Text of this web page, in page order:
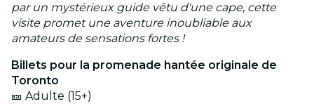
par un mystérieux guide vêtu d'une cape, cette
visite promet une aventure inoubliable aux
amateurs de sensations fortes !
Billets pour la promenade hantée originale de
Toronto
🎫 Adulte (15+)